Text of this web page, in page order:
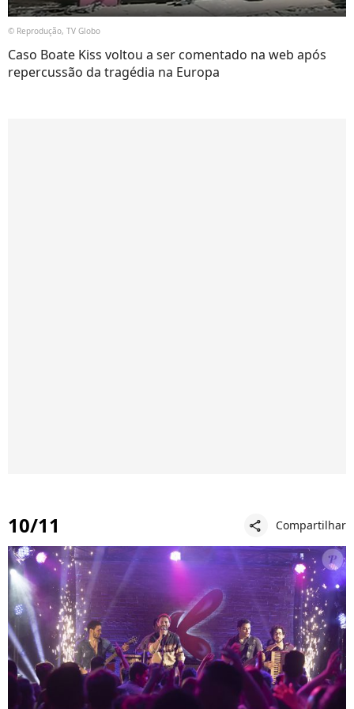
© Reprodução, TV Globo
Caso Boate Kiss voltou a ser comentado na web após
repercussão da tragédia na Europa
10/11 share Compartilhar